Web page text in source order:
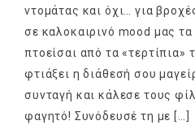
ντομάτας και όχι… για
σε καλοκαιρινό mood μας
πτοείσαι από τα «τερτίπια»
φτιάξει η διάθεσή σου
συνταγή και κάλεσε τους
φαγητό! Συνόδευσέ τη με […]